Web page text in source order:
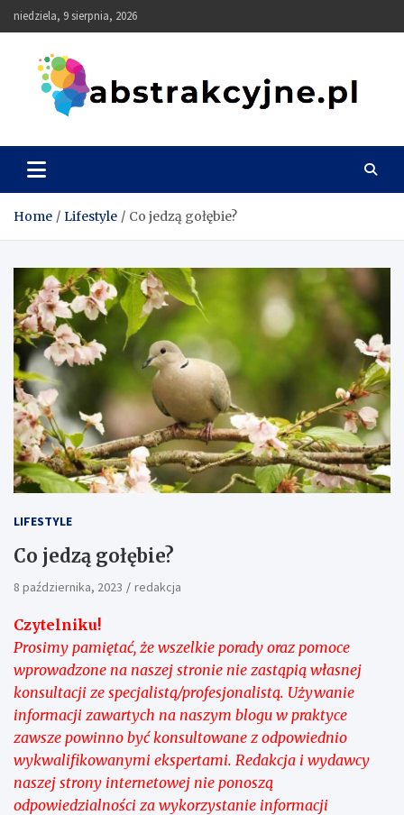
Skip
to
niedziela, 9 sierpnia, 2026
Abstrakcyjne
Home Lifestyle Co jedzą gołębie?
LIFESTYLE
Co jedzą gołębie?
8 października, 2023 redakcja
Czytelniku!
Prosimy pamiętać, że wszelkie porady oraz pomoce
wprowadzone na naszej stronie nie zastąpią własnej
konsultacji ze specjalistą/profesjonalistą. Używanie
informacji zawartych na naszym blogu w praktyce
zawsze powinno być konsultowane z odpowiednio
wykwalifikowanymi ekspertami. Redakcja i wydawcy
naszej strony internetowej nie ponoszą
odpowiedzialności za wykorzystanie informacji